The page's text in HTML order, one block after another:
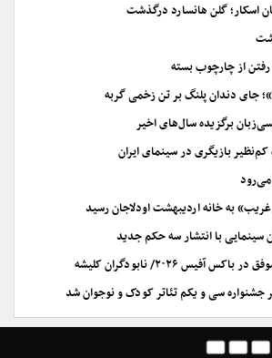
اسکار؛ گلن هانسارد درگذشت
از چارچوب بسته
جای دندان پلنگ بر تن زخمی گربه
بازیگری در سینمای ایران
می‌رود
به خانه اردیبهشت اودلاجان رسید
سینمایی با انتشار سه حکم جدید
آفیس ۲۰۲۶/ نابودگران کلیشه
جشنواره سی و یکم تئاتر کودک و نوجوان شد